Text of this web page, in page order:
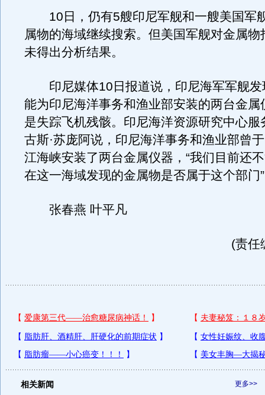
10日，仍有5艘印尼军舰和一艘美国军
属物的海域继续搜索。但美国军舰对金属物
未得出分析结果。
印尼媒体10日报道说，印尼海军军舰发
能为印尼海洋事务和渔业部安装的两台金属
是失踪飞机残骸。印尼海洋资源研究中心服
古斯·苏庞阿说，印尼海洋事务和渔业部曾
江海峡安装了两台金属仪器，“我们目前还
在这一海域发现的金属物是否属于这个部门
张春燕 叶平凡
(责任
更多>>
相关新闻